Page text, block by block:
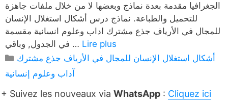
الجغرافيا مقدمة بعدة نماذج وبعضها لا من خلال ملفات جاهزة
للتحميل والطباعة. نماذج درس أشكال استغلال الإنسان
للمجال في الأرياف جذع مشترك اداب وعلوم انسانية مقسمة
في الجدول, وباقي … Lire plus
Catégories
أشكال استغلال الإنسان للمجال في الأرياف جذع مشترك
آداب وعلوم إنسانية
+ Suivez les nouveaux via WhatsApp : Cliquez ici